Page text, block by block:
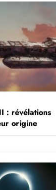
: révélations
origine